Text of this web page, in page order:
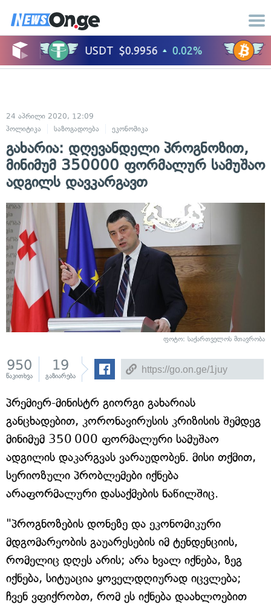
24 აპრილი 2020, 12:09
პოლიტიკა
საზოგადოება ეკონომიკა
გახარია: დღევანდელი პროგნოზით,
მინიმუმ 350000 ფორმალურ სამუშაო
ადგილს დავკარგავთ
ფოტო: საქართველოს მთავრობა
950
წაკითხვა
19
გაზიარება
პრემიერ-მინისტრ გიორგი გახარიას
განცხადებით, კორონავირუსის კრიზისის შემდეგ
მინიმუმ 350 000 ფორმალური სამუშაო
ადგილის დაკარგვას ვარაუდობენ. მისი თქმით,
სერიოზული პრობლემები იქნება
არაფორმალური დასაქმების ნაწილშიც.
"პროგნოზების დონეზე და ეკონომიკური
მდგომარეობის გაუარესების იმ ტენდენციის,
რომელიც დღეს არის; არა ხვალ იქნება, ზეგ
იქნება, სიტუაცია ყოველდღიურად იცვლება;
ჩვენ ვფიქრობთ, რომ ეს იქნება დაახლოებით